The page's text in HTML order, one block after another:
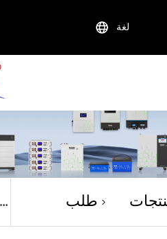
لغة
بطارية الطاقة عالية الجهد طلب >